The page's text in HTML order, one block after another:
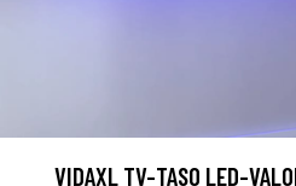
VIDAXL TV-TASO LED-